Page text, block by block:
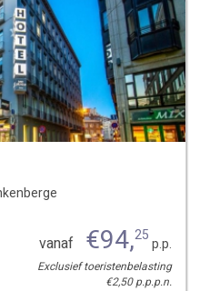
vanaf €94,25p.p.
Exclusief toeristenbelasting
€2,50 p.p.p.n.